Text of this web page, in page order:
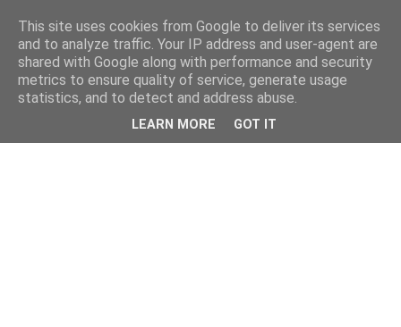
This site uses cookies from Google to deliver its services
and to analyze traffic. Your IP address and user-agent are
shared with Google along with performance and security
metrics to ensure quality of service, generate usage
statistics, and to detect and address abuse.
LEARN MORE GOT IT